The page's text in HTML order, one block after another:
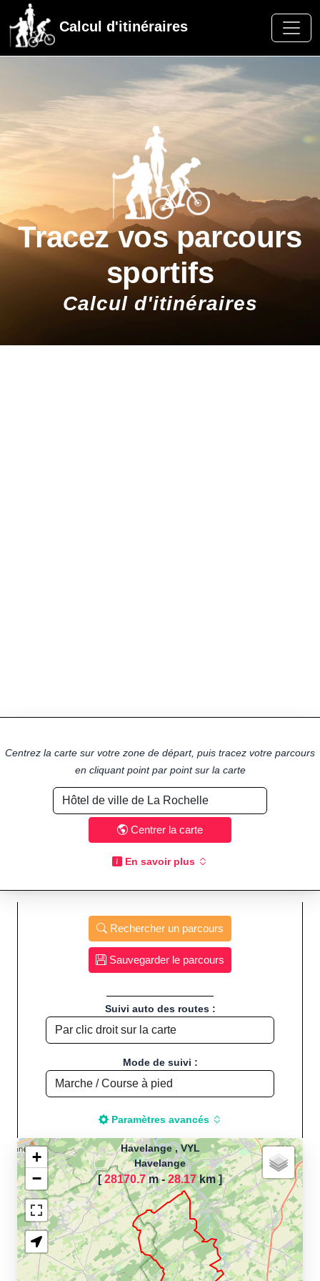
Calcul d'itinéraires
Tracez vos parcours
sportifs
Calcul d'itinéraires
Centrez la carte sur votre zone de départ, puis tracez votre parcours
en cliquant point par point sur la carte
Centrer la carte
En savoir plus
Rechercher un parcours
Sauvegarder le parcours
Suivi auto des routes :
Mode de suivi :
Paramètres avancés
Chargement de la carte
pour calculer la distance
de votre parcours sportif
(Footing, Jogging, Course à
Havelange , VYL
Havelange
[28170.7m -28.17km]
+
−